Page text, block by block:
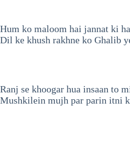
Hum ko maloom hai jannat ki
Dil ke khush rakhne ko Ghalib
Ranj se khoogar hua insaan to
Mushkilein mujh par parin itni